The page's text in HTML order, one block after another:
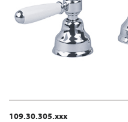
109.30.305.xxx